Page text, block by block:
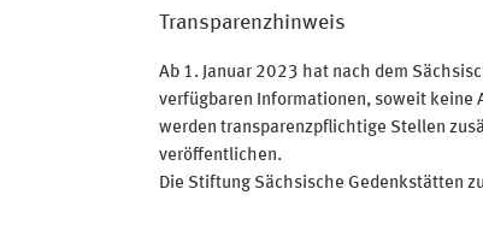
Transparenzhinweis
Ab 1. Januar 2023 hat nach dem
verfügbaren Informationen, soweit keine
werden transparenzpflichtige Stellen
veröffentlichen.
Die Stiftung Sächsische Gedenkstätten